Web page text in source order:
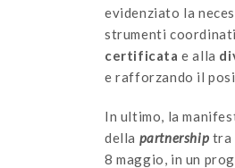
evidenziato la
strumenti
certificata e alla
e rafforzando il
In ultimo, la
della partnership tra
8 maggio, in un